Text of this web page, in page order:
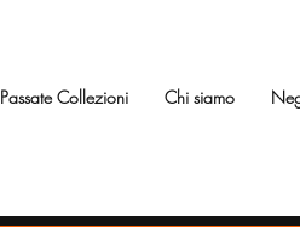
Passate Collezioni Chi siamo